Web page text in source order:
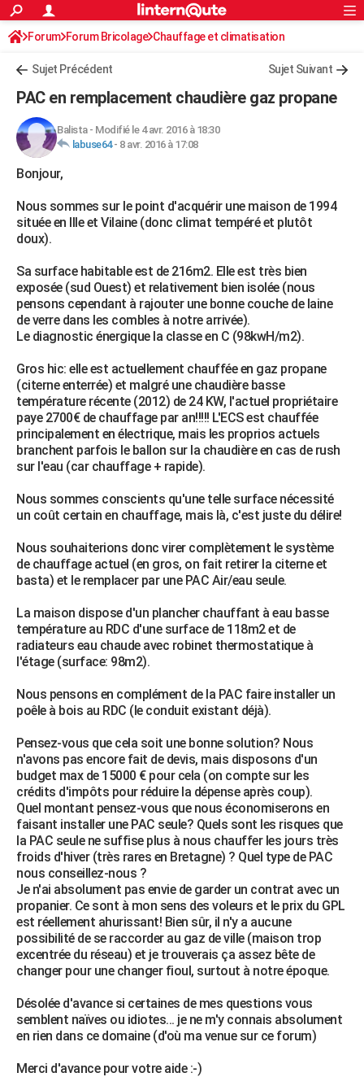
ACTUALITÉS
Politique
Société
Faits Divers
Education
Monde
Villes
+
FINANCE
Retraite
Impôts
Epargne
Immobilier
Risques naturels par ville
Banque
Assurance
Crédit
AUTO
Essais
Réserver un essai
Citadines
Berlines
SUV
Forum auto
+HIGH-TECH
Mobiles
Meilleur smartphone
Internet
Ordinateurs
Jeux vidéo
Guide high-tech
+BRICOLAGE
Forum
Aménagement intérieur
Extérieur
Cuisine
Salle de bains
Jardinage
Rangement
Guides de France
Escapades
Patrimoine
Expositions
Week-end nature
LIFESTYLE
Art de vivre
Bien-être
Loisirs
ModeModes de vie
SANTE
Alimentation
Guide de la santé
Maladies
Médicaments
Sommeil
Destinations
City break
Voyage nature
Voyage de noces
Forum
Climat
+PHOTO
GUIDES D'ACHAT
BONS PLANS
Carte de Noël
Carte Bonne année
Carte Saint-Valentin
Carte Pâques
Carte d'anniversaire
DICTIONNAIRE
Dictionnaire
Biographies
Citations
Expressions
Proverbes
PROGRAMME TV
COPAINS D'AVANT
S'inscrire
Se connecter
Lycées
Collèges
Primaires
Universités
Entreprises
Service militaire
Avis de recherche
AVIS DE DÉCÈS
FORUM
Rechercher
S'inscrire
Connexion
Forum Forum Bricolage Chauffage et climatisation
Sujet Précédent Sujet Suivant
PAC en remplacement chaudière gaz propane
Balista- Modifié le 4 avr. 2016 à 18:30
labuse64- 8 avr. 2016 à 17:08
Bonjour,
Nous sommes sur le point d'acquérir une maison de 1994
située en Ille et Vilaine (donc climat tempéré et plutôt
doux).
Sa surface habitable est de 216m2. Elle est très bien
exposée (sud Ouest) et relativement bien isolée (nous
pensons cependant à rajouter une bonne couche de laine
de verre dans les combles à notre arrivée).
Le diagnostic énergique la classe en C (98kwH/m2).
Gros hic: elle est actuellement chauffée en gaz propane
(citerne enterrée) et malgré une chaudière basse
température récente (2012) de 24 KW, l'actuel propriétaire
paye 2700€ de chauffage par an!!!!! L'ECS est chauffée
principalement en électrique, mais les proprios actuels
branchent parfois le ballon sur la chaudière en cas de rush
sur l'eau (car chauffage + rapide).
Nous sommes conscients qu'une telle surface nécessité
un coût certain en chauffage, mais là, c'est juste du délire!
Nous souhaiterions donc virer complètement le système
de chauffage actuel (en gros, on fait retirer la citerne et
basta) et le remplacer par une PAC Air/eau seule.
La maison dispose d'un plancher chauffant à eau basse
température au RDC d'une surface de 118m2 et de
radiateurs eau chaude avec robinet thermostatique à
l'étage (surface: 98m2).
Nous pensons en complément de la PAC faire installer un
poêle à bois au RDC (le conduit existant déjà).
Pensez-vous que cela soit une bonne solution? Nous
n'avons pas encore fait de devis, mais disposons d'un
budget max de 15000 € pour cela (on compte sur les
crédits d'impôts pour réduire la dépense après coup).
Quel montant pensez-vous que nous économiserons en
faisant installer une PAC seule? Quels sont les risques que
la PAC seule ne suffise plus à nous chauffer les jours très
froids d'hiver (très rares en Bretagne) ? Quel type de PAC
nous conseillez-nous ?
Je n'ai absolument pas envie de garder un contrat avec un
propanier. Ce sont à mon sens des voleurs et le prix du GPL
est réellement ahurissant! Bien sûr, il n'y a aucune
possibilité de se raccorder au gaz de ville (maison trop
excentrée du réseau) et je trouverais ça assez bête de
changer pour une changer fioul, surtout à notre époque.
Désolée d'avance si certaines de mes questions vous
semblent naïves ou idiotes... je ne m'y connais absolument
en rien dans ce domaine (d'où ma venue sur ce forum)
Merci d'avance pour votre aide :-)